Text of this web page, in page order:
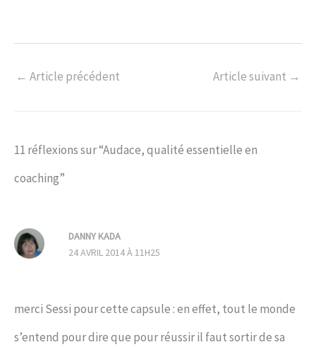
← Article précédent Article suivant →
11 réflexions sur “Audace, qualité essentielle en
coaching”
DANNY KADA
24 AVRIL 2014 À 11H25
merci Sessi pour cette capsule : en effet, tout le monde
s’entend pour dire que pour réussir il faut sortir de sa